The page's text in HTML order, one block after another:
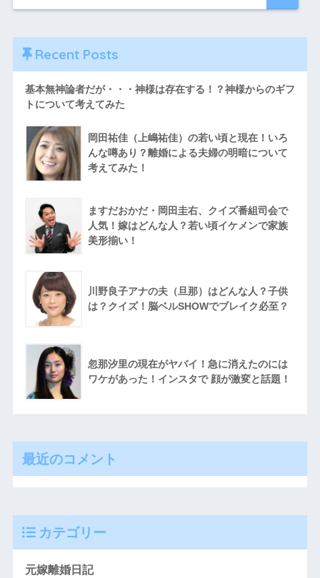
Recent Posts
基本無神論者だが・・・神様は存在する！？神様からのギフ
トについて考えてみた
岡田祐佳（上嶋祐佳）の若い頃と現在！いろ
んな噂あり？離婚による夫婦の明暗について
考えてみた！
ますだおかだ・岡田圭右、クイズ番組司会で
人気！嫁はどんな人？若い頃イケメンで家族
美形揃い！
川野良子アナの夫（旦那）はどんな人？子供
は？クイズ！脳ベルSHOWでブレイク必至？
忽那汐里の現在がヤバイ！急に消えたのには
ワケがあった！インスタで 顔が激変と話題！
最近のコメント
カテゴリー
元嫁離婚日記